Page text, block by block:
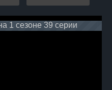
1 сезоне 39 серии